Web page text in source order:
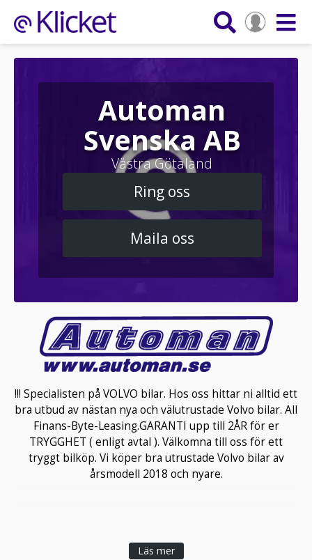
Automan
Svenska AB
Västra Götaland
Ring oss
Maila oss
!!! Specialisten på VOLVO bilar. Hos oss hittar ni alltid ett
bra utbud av nästan nya och välutrustade Volvo bilar. All
Finans-Byte-Leasing.GARANTI upp till 2ÅR för er
TRYGGHET ( enligt avtal ). Välkomna till oss för ett
tryggt bilköp. Vi köper bra utrustade Volvo bilar av
årsmodell 2018 och nyare.
Läs mer